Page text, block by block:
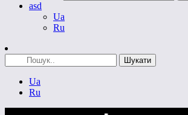
asd
Ua
Ru
Ua
Ru